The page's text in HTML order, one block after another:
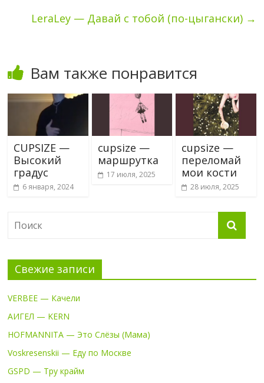
LeraLey — Давай с тобой (по-цыгански) →
Вам также понравится
CUPSIZE —
Высокий
градус
6 января, 2024
cupsize —
маршрутка
17 июля, 2025
cupsize —
переломай
мои кости
28 июля, 2025
Свежие записи
VERBEE — Качели
АИГЕЛ — KERN
HOFMANNITA — Это Слёзы (Мама)
Voskresenskii — Еду по Москве
GSPD — Тру крайм